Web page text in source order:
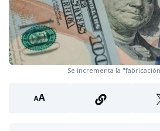
Se incrementa la